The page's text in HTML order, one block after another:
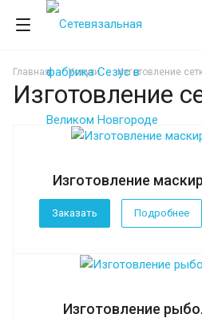
Главная Услуги Изготовление
Изготовление
Изготовление
Заказать Подробнее
Изготовление